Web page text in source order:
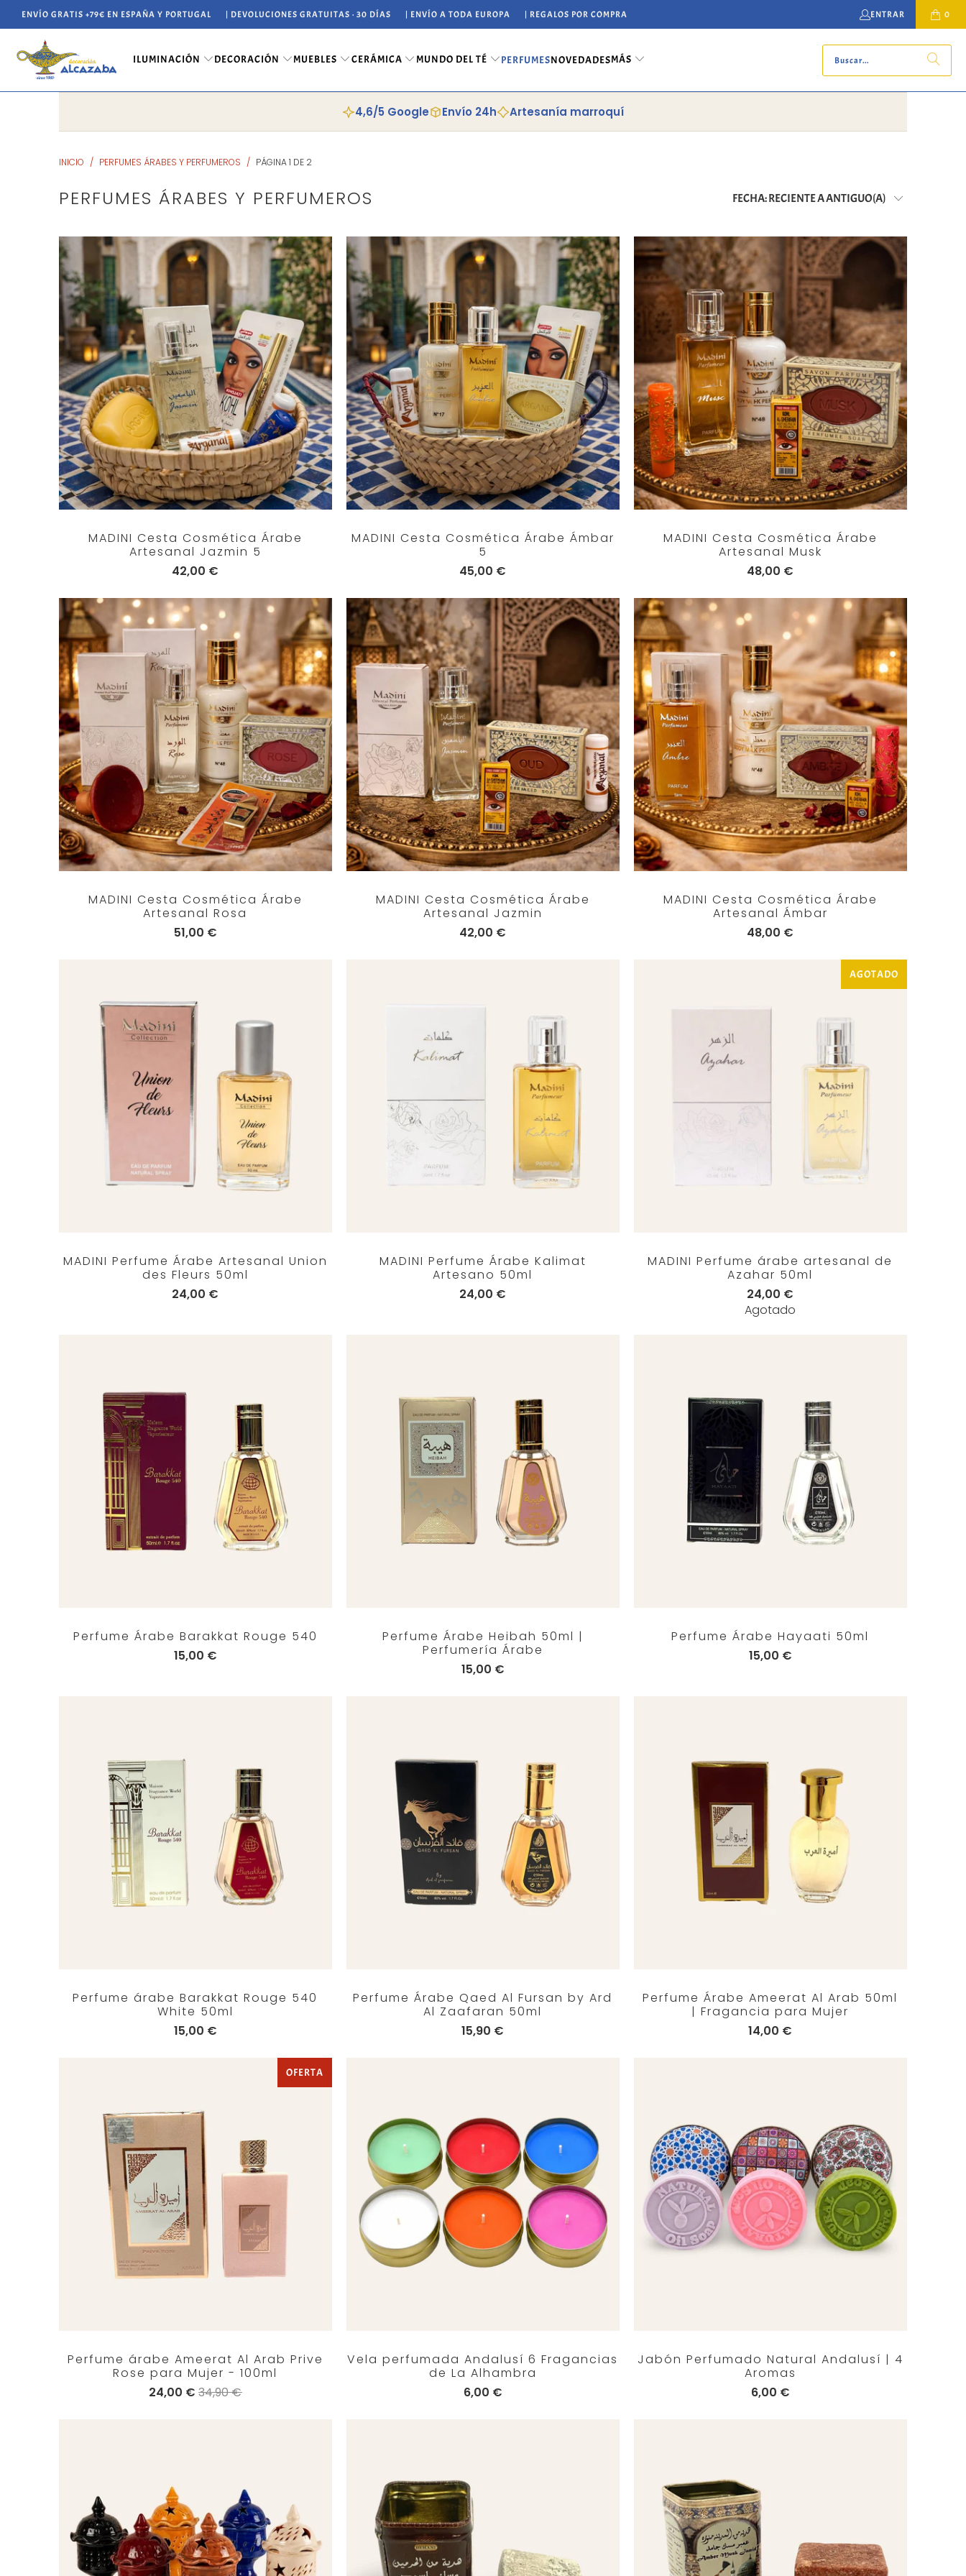
ENVÍO GRATIS +79€ EN ESPAÑA Y PORTUGAL | DEVOLUCIONES GRATUITAS · 30 DÍAS | ENVÍO A TODA EUROPA | REGALOS POR COMPRA ENTRAR 0
ILUMINACIÓN DECORACIÓN MUEBLES CERÁMICA MUNDO DEL TÉ PERFUMESNOVEDADESMÁS
4,6/5 Google Envío 24h Artesanía marroquí
INICIO / PERFUMES ÁRABES Y PERFUMEROS / PÁGINA 1 DE 2
PERFUMES ÁRABES Y PERFUMEROS
MADINI Cesta Cosmética Árabe
Artesanal Jazmin 5
42,00 €
MADINI Cesta Cosmética Árabe Ámbar
5
45,00 €
MADINI Cesta Cosmética Árabe
Artesanal Musk
48,00 €
MADINI Cesta Cosmética Árabe
Artesanal Rosa
51,00 €
MADINI Cesta Cosmética Árabe
Artesanal Jazmin
42,00 €
MADINI Cesta Cosmética Árabe
Artesanal Ámbar
48,00 €
MADINI Perfume Árabe Artesanal Union
des Fleurs 50ml
24,00 €
MADINI Perfume Árabe Kalimat
Artesano 50ml
24,00 €
AGOTADO
MADINI Perfume árabe artesanal de
Azahar 50ml
24,00 €
Agotado
Perfume Árabe Barakkat Rouge 540
15,00 €
Perfume Árabe Heibah 50ml |
Perfumería Árabe
15,00 €
Perfume Árabe Hayaati 50ml
15,00 €
Perfume árabe Barakkat Rouge 540
White 50ml
15,00 €
Perfume Árabe Qaed Al Fursan by Ard
Al Zaafaran 50ml
15,90 €
Perfume Árabe Ameerat Al Arab 50ml
| Fragancia para Mujer
14,00 €
OFERTA
Perfume árabe Ameerat Al Arab Prive
Rose para Mujer - 100ml
24,00 €34,90 €
Vela perfumada Andalusí 6 Fragancias
de La Alhambra
6,00 €
Jabón Perfumado Natural Andalusí | 4
Aromas
6,00 €